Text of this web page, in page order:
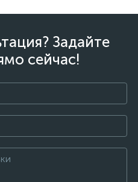
Задайте
сейчас!